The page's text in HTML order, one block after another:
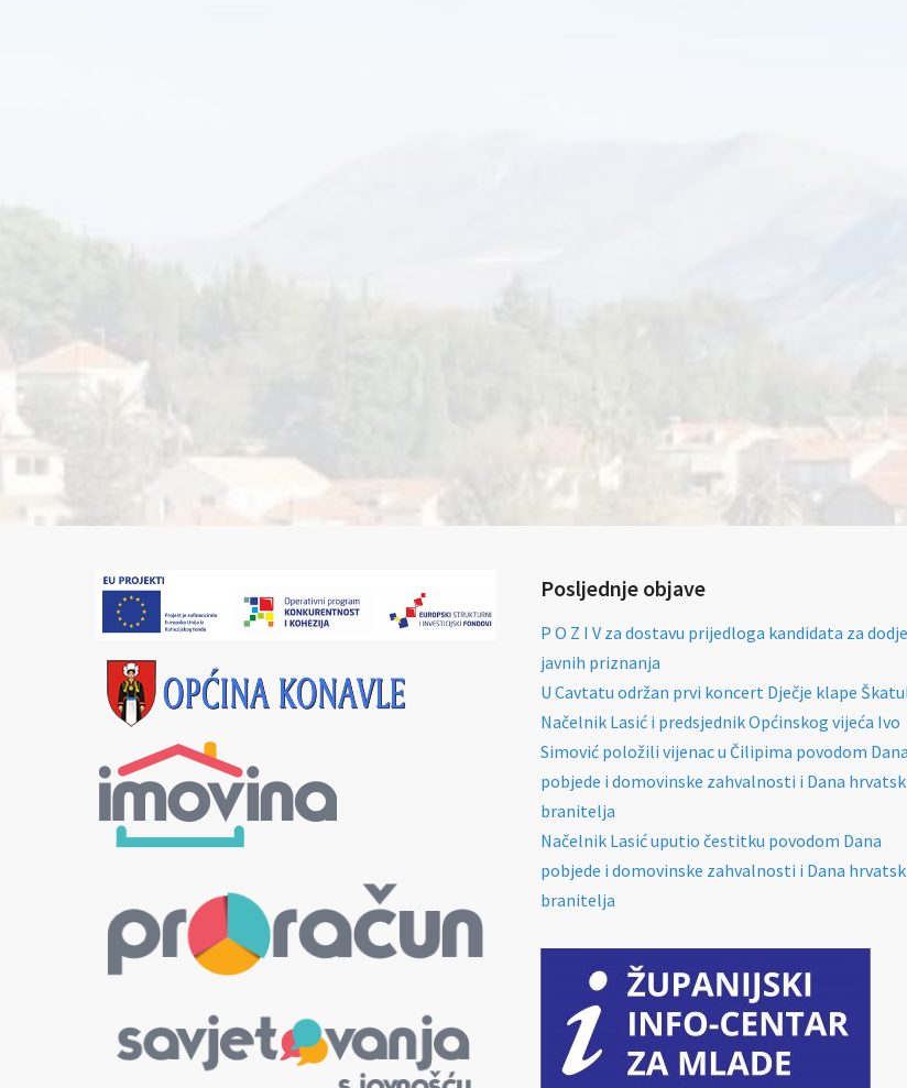
Posljednje objave
P O Z I V za dostavu prijedloga kandidata za
javnih priznanja
U Cavtatu održan prvi koncert Dječje klape
Načelnik Lasić i predsjednik Općinskog vijeća Ivo
Simović položili vijenac u Čilipima povodom Dana
pobjede i domovinske zahvalnosti i Dana
branitelja
Načelnik Lasić uputio čestitku povodom Dana
pobjede i domovinske zahvalnosti i Dana
branitelja